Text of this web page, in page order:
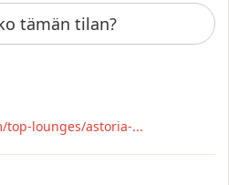
tämän tilan?
top-lounges/astoria-...